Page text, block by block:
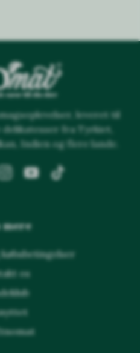
leveret til
fra Tyrkiet,
Indien og flere lande.
os